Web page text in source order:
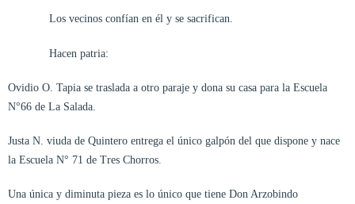
Los vecinos confían en él y se sacrifican.
Hacen patria:
Ovidio O. Tapia se traslada a otro paraje y dona su casa para la Escuela
N°66 de La Salada.
Justa N. viuda de Quintero entrega el único galpón del que dispone y nace
la Escuela N° 71 de Tres Chorros.
Una única y diminuta pieza es lo único que tiene Don Arzobindo